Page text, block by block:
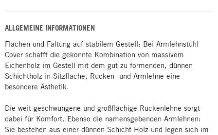
ALLGEMEINE INFORMATIONEN
Flächen und Faltung auf stabilem Gestell: Bei Armlehnstuhl
Cover schafft die gekonnte Kombination von massivem
Eichenholz im Gestell mit dem gut zu formenden, dünnen
Schichtholz in Sitzfläche, Rücken- und Armlehne eine
besondere Ästhetik.
Die weit geschwungene und großflächige Rückenlehne sorgt
dabei für Komfort. Ebenso die namensgebenden Armlehnen:
Sie bestehen aus einer dünnen Schicht Holz und legen sich im